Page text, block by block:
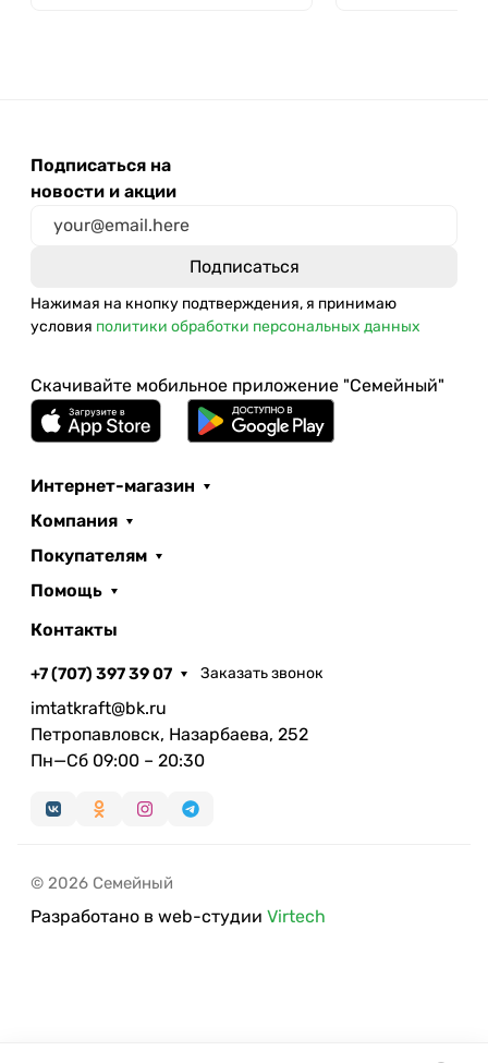
Подписаться на
новости и акции
Нажимая на кнопку подтверждения, я принимаю
условия политики обработки персональных данных
Скачивайте мобильное приложение "Семейный"
Интернет-магазин
Компания
Покупателям
Помощь
Контакты
+7 (707) 397 39 07 Заказать звонок
imtatkraft@bk.ru
Петропавловск, Назарбаева, 252
Пн—Сб 09:00 – 20:30
© 2026 Семейный
Разработано в web-студии Virtech